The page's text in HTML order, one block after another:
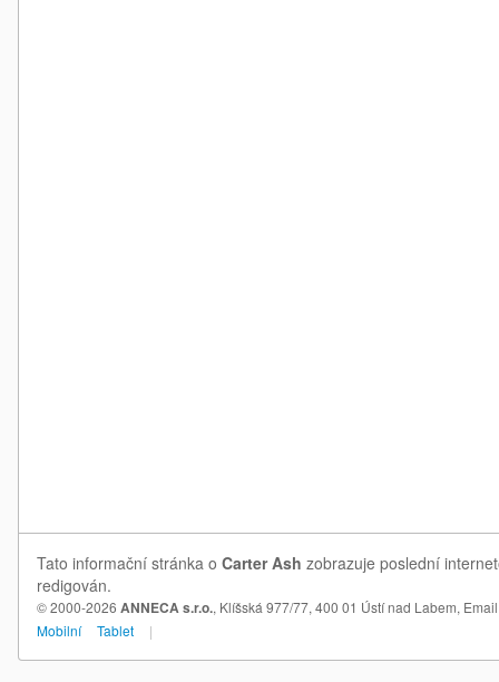
Tato informační stránka o Carter Ash zobrazuje poslední
redigován.
© 2000-2026 ANNECA s.r.o., Klíšská 977/77, 400 01 Ústí nad Labem,
Mobilní
Tablet |